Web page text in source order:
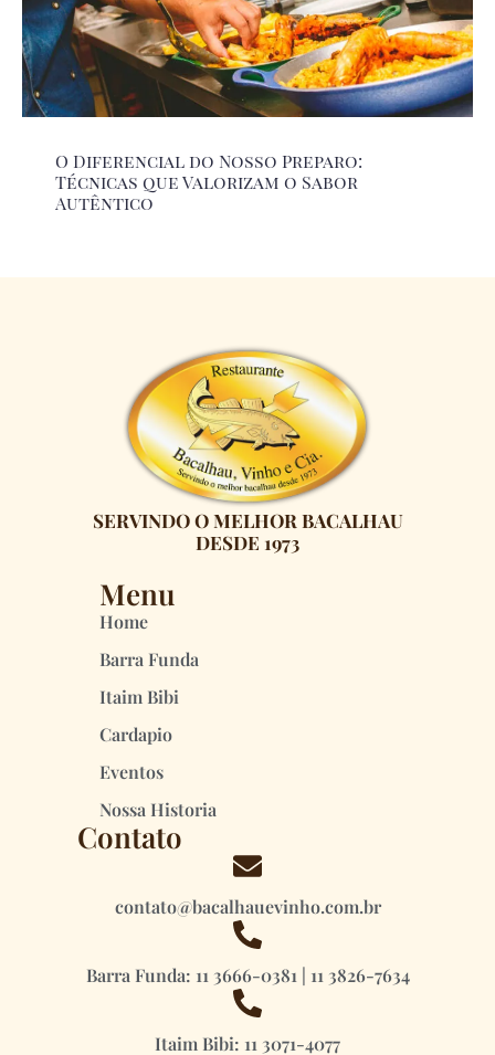
O Diferencial do Nosso Preparo:
Técnicas que Valorizam o Sabor
Autêntico
SERVINDO O MELHOR BACALHAU
DESDE 1973
Menu
Home
Barra Funda
Itaim Bibi
Cardapio
Eventos
Nossa Historia
Contato
contato@bacalhauevinho.com.br
Barra Funda: 11 3666-0381 | 11 3826-7634
Itaim Bibi: 11 3071-4077